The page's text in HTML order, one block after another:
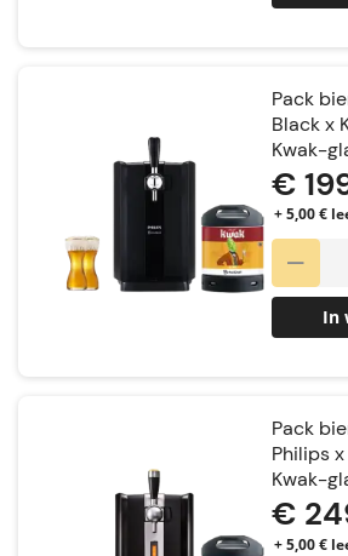
Pack
Black x
Kwak-
€
+ 5,00 €
In
Pack
Philips
Kwak-
€
+ 5,00 €